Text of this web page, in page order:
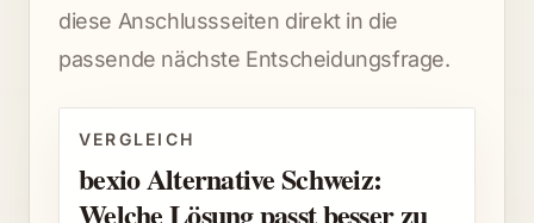
diese Anschlussseiten direkt in die
passende nächste Entscheidungsfrage.
VERGLEICH
bexio Alternative Schweiz:
Welche Lösung passt besser zu